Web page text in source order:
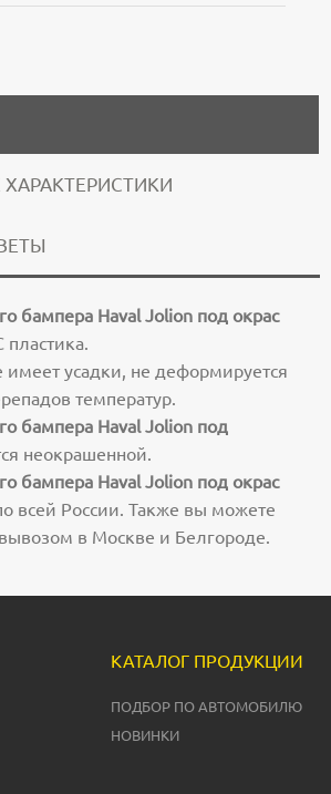
бампера Haval Jolion под окрас
усадки, не деформируется
температур.
бампера Haval Jolion под
неокрашенной.
бампера Haval Jolion под окрас
всей России. Также вы можете
в Москве и Белгороде.
КАТАЛОГ ПРОДУКЦИИ
ПОДБОР ПО АВТОМОБИЛЮ
НОВИНКИ